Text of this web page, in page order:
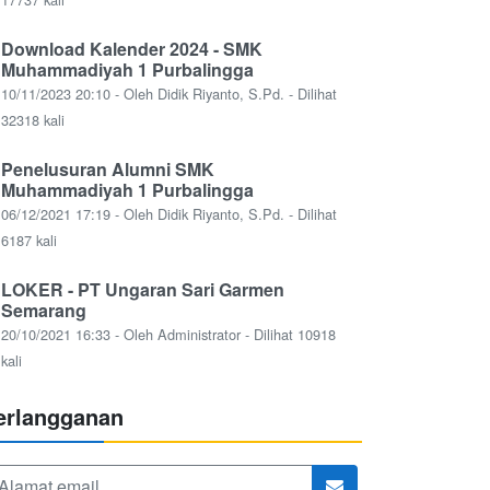
Download Kalender 2024 - SMK
Muhammadiyah 1 Purbalingga
10/11/2023 20:10 - Oleh Didik Riyanto, S.Pd. - Dilihat
32318 kali
Penelusuran Alumni SMK
Muhammadiyah 1 Purbalingga
06/12/2021 17:19 - Oleh Didik Riyanto, S.Pd. - Dilihat
6187 kali
LOKER - PT Ungaran Sari Garmen
Semarang
20/10/2021 16:33 - Oleh Administrator - Dilihat 10918
kali